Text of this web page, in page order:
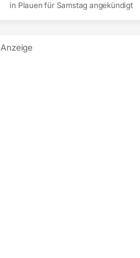
in Plauen für Samstag angekündigt
Anzeige